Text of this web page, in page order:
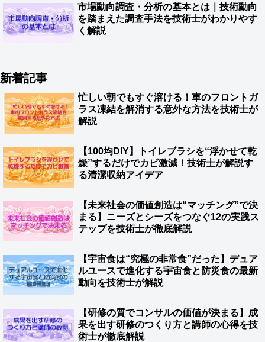
市場動向調査・分析の基本とは｜技術動向
を踏まえた調査手法を技術士がわかりやす
く解説
新着記事
忙しい朝でもすぐ溶ける！車のフロントガ
ラス凍結を解消する意外な方法を技術士が
解説
【100均DIY】トイレブラシを“浮かせて乾
燥”するだけでカビ激減！技術士が解説す
る清潔収納アイデア
【未来社会の価値創造は“マッチング”で決
まる】ニーズとシーズをつなぐ12の実践ス
テップを技術士が徹底解説
【宇宙食は“究極の非常食”だった】デュア
ルユースで進化する宇宙食と防災食の最新
動向を技術士が解説
【研修の質でコンサルの価値が決まる】成
果を出す研修のつくり方と講師の心得を技
術士が徹底解説